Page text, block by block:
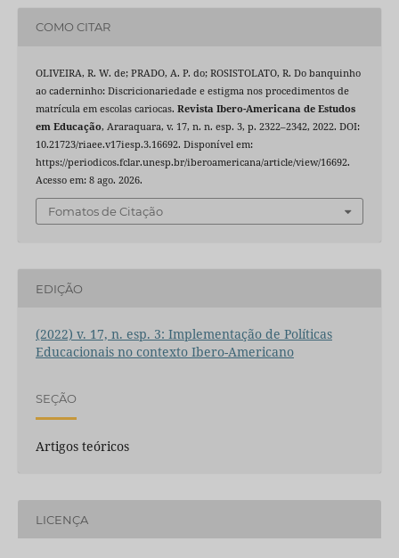
COMO CITAR
OLIVEIRA, R. W. de; PRADO, A. P. do; ROSISTOLATO, R. Do banquinho
ao caderninho: Discricionariedade e estigma nos procedimentos de
matrícula em escolas cariocas. Revista Ibero-Americana de Estudos
em Educação, Araraquara, v. 17, n. n. esp. 3, p. 2322–2342, 2022. DOI:
10.21723/riaee.v17iesp.3.16692. Disponível em:
https://periodicos.fclar.unesp.br/iberoamericana/article/view/16692.
Acesso em: 8 ago. 2026.
Fomatos de Citação
EDIÇÃO
(2022) v. 17, n. esp. 3: Implementação de Políticas
Educacionais no contexto Ibero-Americano
SEÇÃO
Artigos teóricos
LICENÇA